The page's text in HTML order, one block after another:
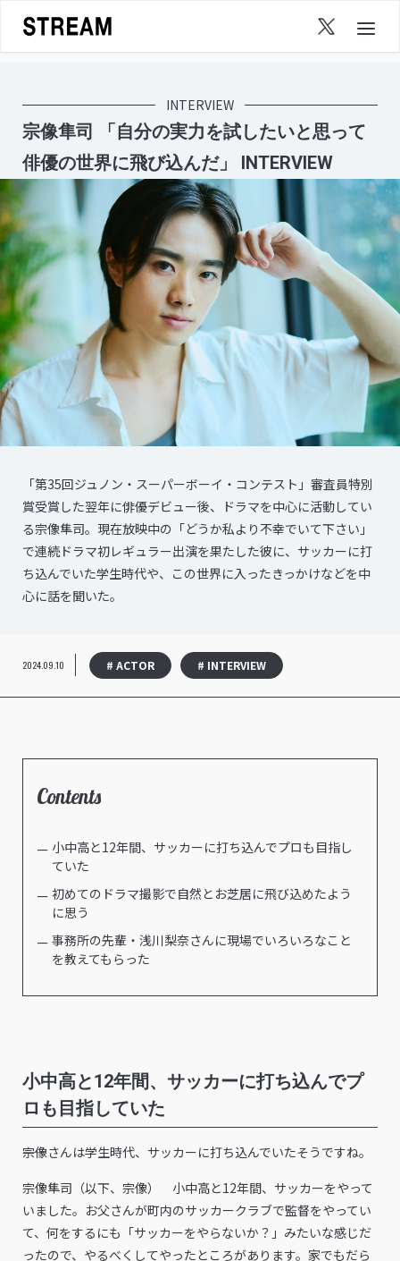
content
INTERVIEW
宗像隼司 「自分の実力を試したいと思って
俳優の世界に飛び込んだ」 INTERVIEW
「第35回ジュノン・スーパーボーイ・コンテスト」審査員特別
賞受賞した翌年に俳優デビュー後、ドラマを中心に活動してい
る宗像隼司。現在放映中の「どうか私より不幸でいて下さい」
で連続ドラマ初レギュラー出演を果たした彼に、サッカーに打
ち込んでいた学生時代や、この世界に入ったきっかけなどを中
心に話を聞いた。
2024.09.10 # ACTOR # INTERVIEW
Contents
小中高と12年間、サッカーに打ち込んでプロも目指し
ていた
初めてのドラマ撮影で自然とお芝居に飛び込めたよう
に思う
事務所の先輩・浅川梨奈さんに現場でいろいろなこと
を教えてもらった
小中高と12年間、サッカーに打ち込んでプ
ロも目指していた
――宗像さんは学生時代、サッカーに打ち込んでいたそうですね。
宗像隼司（以下、宗像） 小中高と12年間、サッカーをやって
いました。お父さんが町内のサッカークラブで監督をやってい
て、何をするにも「サッカーをやらないか？」みたいな感じだ
ったので、やるべくしてやったところがあります。家でもだら